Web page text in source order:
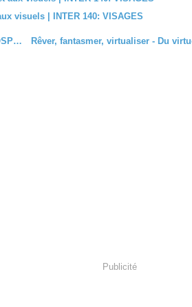
visuels | INTER 140: VISAGES
LE DÉFILÉ DE COSPLAY
Publicité